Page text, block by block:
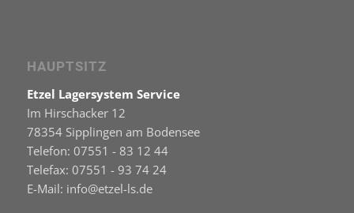
HAUPTSITZ
Etzel Lagersystem Service
Im Hirschacker 12
78354 Sipplingen am Bodensee
Telefon: 07551 - 83 12 44
Telefax: 07551 - 93 74 24
E-Mail: info@etzel-ls.de